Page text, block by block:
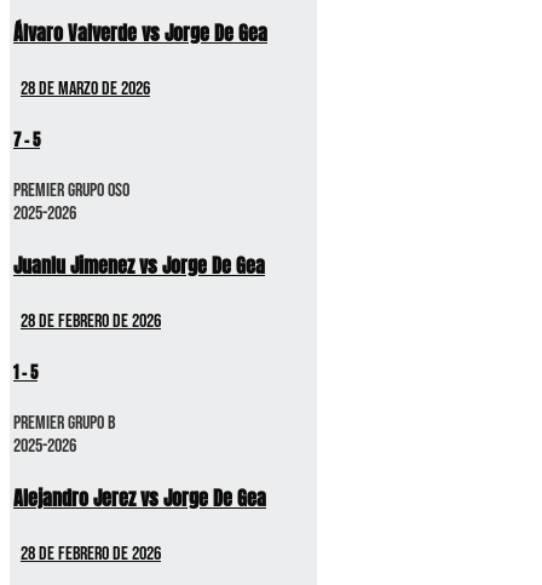
Álvaro Valverde vs Jorge De Gea
28 de marzo de 2026
7-5
Premier GRUPO OSO
2025-2026
Juanlu Jimenez vs Jorge De Gea
28 de febrero de 2026
1-5
Premier GRUPO B
2025-2026
Alejandro Jerez vs Jorge De Gea
28 de febrero de 2026